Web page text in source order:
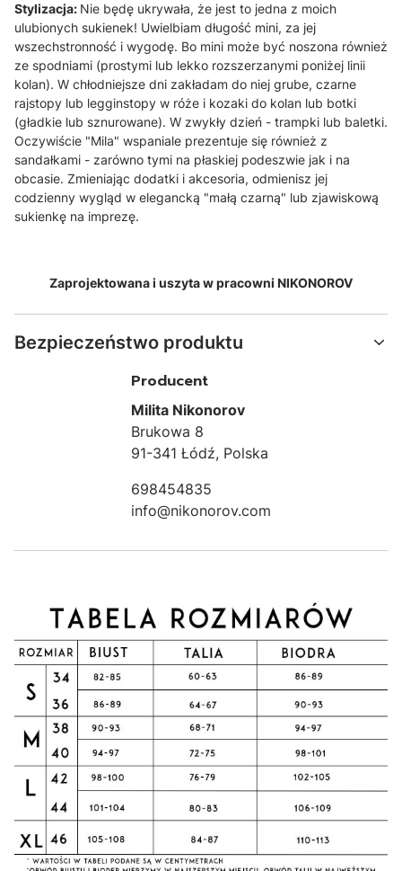
Stylizacja: Nie będę ukrywała, że jest to jedna z moich
ulubionych sukienek! Uwielbiam długość mini, za jej
wszechstronność i wygodę. Bo mini może być noszona również
ze spodniami (prostymi lub lekko rozszerzanymi poniżej linii
kolan). W chłodniejsze dni zakładam do niej grube, czarne
rajstopy lub legginstopy w róże i kozaki do kolan lub botki
(gładkie lub sznurowane). W zwykły dzień - trampki lub baletki.
Oczywiście "Mila" wspaniale prezentuje się również z
sandałkami - zarówno tymi na płaskiej podeszwie jak i na
obcasie. Zmieniając dodatki i akcesoria, odmienisz jej
codzienny wygląd w elegancką "małą czarną" lub zjawiskową
sukienkę na imprezę.
Zaprojektowana i uszyta w pracowni NIKONOROV
Bezpieczeństwo produktu
Producent
Milita Nikonorov
Brukowa 8
91-341 Łódź, Polska
698454835
info@nikonorov.com